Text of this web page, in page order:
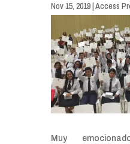
Nov 15, 2019|Access
Muy